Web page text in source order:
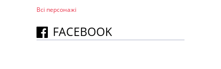
Всі персонажi
FACEBOOK